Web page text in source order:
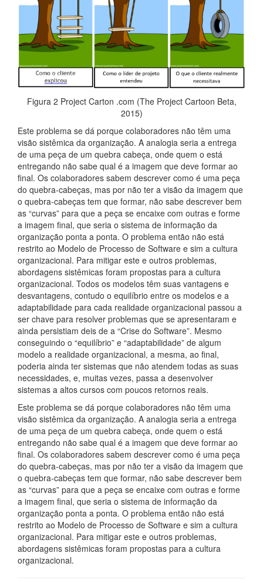
Figura 2 Project Carton .com (The Project Cartoon Beta,
2015)
Este problema se dá porque colaboradores não têm uma
visão sistêmica da organização. A analogia seria a entrega
de uma peça de um quebra cabeça, onde quem o está
entregando não sabe qual é a imagem que deve formar ao
final. Os colaboradores sabem descrever como é uma peça
do quebra-cabeças, mas por não ter a visão da imagem que
o quebra-cabeças tem que formar, não sabe descrever bem
as “curvas” para que a peça se encaixe com outras e forme
a imagem final, que seria o sistema de informação da
organização ponta a ponta. O problema então não está
restrito ao Modelo de Processo de Software e sim a cultura
organizacional. Para mitigar este e outros problemas,
abordagens sistêmicas foram propostas para a cultura
organizacional. Todos os modelos têm suas vantagens e
desvantagens, contudo o equilíbrio entre os modelos e a
adaptabilidade para cada realidade organizacional passou a
ser chave para resolver problemas que se apresentaram e
ainda persistiam deis de a “Crise do Software”. Mesmo
conseguindo o “equilíbrio” e “adaptabilidade” de algum
modelo a realidade organizacional, a mesma, ao final,
poderia ainda ter sistemas que não atendem todas as suas
necessidades, e, muitas vezes, passa a desenvolver
sistemas a altos cursos com poucos retornos reais.
Este problema se dá porque colaboradores não têm uma
visão sistêmica da organização. A analogia seria a entrega
de uma peça de um quebra cabeça, onde quem o está
entregando não sabe qual é a imagem que deve formar ao
final. Os colaboradores sabem descrever como é uma peça
do quebra-cabeças, mas por não ter a visão da imagem que
o quebra-cabeças tem que formar, não sabe descrever bem
as “curvas” para que a peça se encaixe com outras e forme
a imagem final, que seria o sistema de informação da
organização ponta a ponta. O problema então não está
restrito ao Modelo de Processo de Software e sim a cultura
organizacional. Para mitigar este e outros problemas,
abordagens sistêmicas foram propostas para a cultura
organizacional.